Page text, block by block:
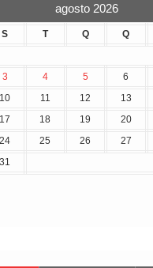
agosto 2026
S T Q Q
3 4 5 6
10 11 12 13
17 18 19 20
24 25 26 27
31